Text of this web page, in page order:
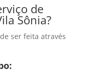
de
Sônia?
ser feita através